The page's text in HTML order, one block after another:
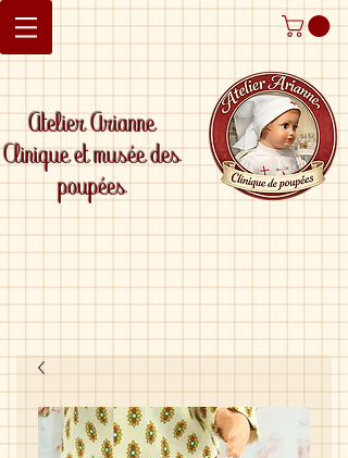
Atelier Arianne
Clinique et musée des
poupées